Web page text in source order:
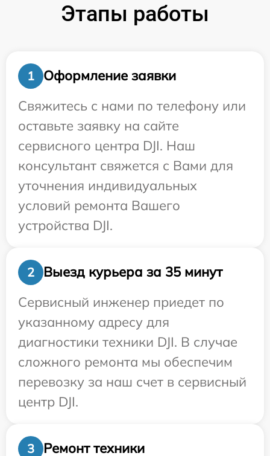
Этапы работы
1
Оформление заявки
Свяжитесь с нами по телефону или
оставьте заявку на сайте
сервисного центра DJI. Наш
консультант свяжется с Вами для
уточнения индивидуальных
условий ремонта Вашего
устройства DJI.
2
Выезд курьера за 35 минут
Сервисный инженер приедет по
указанному адресу для
диагностики техники DJI. В случае
сложного ремонта мы обеспечим
перевозку за наш счет в сервисный
центр DJI.
3 Ремонт техники